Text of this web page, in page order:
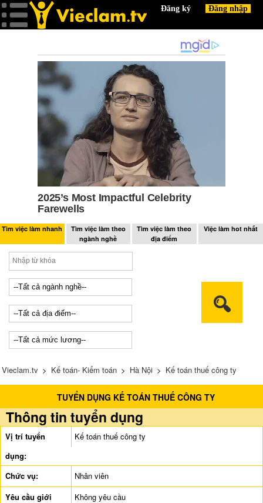
Tìm việc làm nhanh
Tìm việc làm theo
ngành nghề
Tìm việc làm theo
địa điểm
Việc làm hot nhất
Vieclam.tv > Kế toán- Kiểm toán > Hà Nội > Kế toán thuế công ty
TUYỂN DỤNG KẾ TOÁN THUẾ CÔNG TY
Thông tin tuyển dụng
Vị trí tuyển
dụng:
Kế toán thuế công ty
Chức vụ:
Nhân viên
Yêu cầu giới
Không yêu cầu